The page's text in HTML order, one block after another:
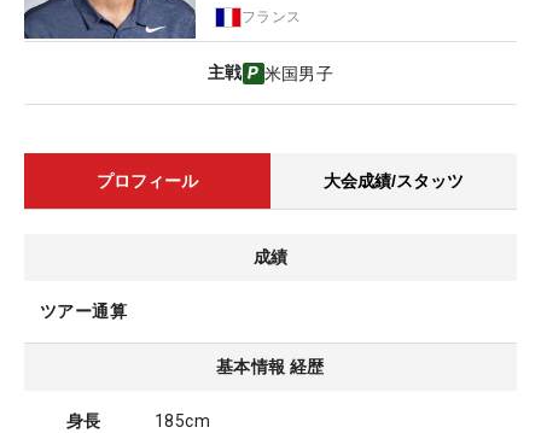
フランス
主戦 米国男子
プロフィール 大会成績/スタッツ
成績
ツアー通算
基本情報 経歴
身長 185cm